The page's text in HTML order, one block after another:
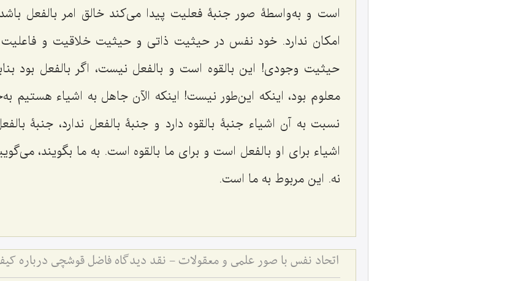
است و به‌واسطۀ صور جنبۀ فعلیت پیدا مى‌کند خالق امر بالفعل
امکان ندارد. خود نفس در حیثیت ذاتى و حیثیت خلاقیت و
حیثیت وجودى! این بالقوه است و بالفعل نیست، اگر بالفعل بود
معلوم بود، اینکه این‌طور نیست! اینکه الآن جاهل به اشیاء هستیم
نسبت به آن اشیاء جنبۀ بالقوه دارد و جنبۀ بالفعل ندارد، جنبۀ
اشیاء براى او بالفعل است و براى ما بالقوه است. به ما بگویند،
نه. این مربوط به ما است.
اتحاد نفس با صور علمی و معقولات - نقد دیدگاه فاضل قوشچی درباره